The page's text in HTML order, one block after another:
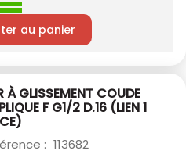
au panier
À GLISSEMENT COUDE
F G1/2 D.16 (LIEN 1
: 113682